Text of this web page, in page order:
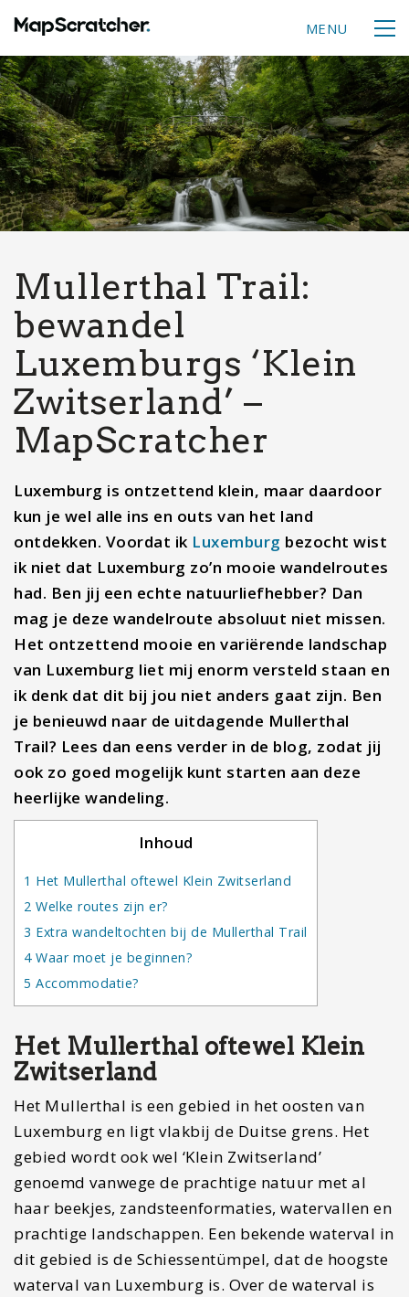
MENU
Mullerthal Trail:
bewandel
Luxemburgs ‘Klein
Zwitserland’ –
MapScratcher
Luxemburg is ontzettend klein, maar daardoor
kun je wel alle ins en outs van het land
ontdekken. Voordat ik Luxemburg bezocht wist
ik niet dat Luxemburg zo’n mooie wandelroutes
had. Ben jij een echte natuurliefhebber? Dan
mag je deze wandelroute absoluut niet missen.
Het ontzettend mooie en variërende landschap
van Luxemburg liet mij enorm versteld staan en
ik denk dat dit bij jou niet anders gaat zijn. Ben
je benieuwd naar de uitdagende Mullerthal
Trail? Lees dan eens verder in de blog, zodat jij
ook zo goed mogelijk kunt starten aan deze
heerlijke wandeling.
Inhoud
1 Het Mullerthal oftewel Klein Zwitserland
2 Welke routes zijn er?
3 Extra wandeltochten bij de Mullerthal Trail
4Waar moet je beginnen?
5 Accommodatie?
Het Mullerthal oftewel Klein
Zwitserland
Het Mullerthal is een gebied in het oosten van
Luxemburg en ligt vlakbij de Duitse grens. Het
gebied wordt ook wel ‘Klein Zwitserland’
genoemd vanwege de prachtige natuur met al
haar beekjes, zandsteenformaties, watervallen en
prachtige landschappen. Een bekende waterval in
dit gebied is de Schiessentümpel, dat de hoogste
waterval van Luxemburg is. Over de waterval is